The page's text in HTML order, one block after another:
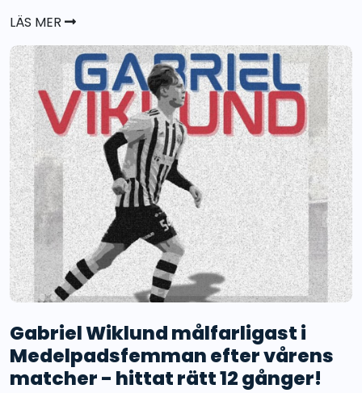
LÄS MER
Gabriel Wiklund målfarligast i
Medelpadsfemman efter vårens
matcher - hittat rätt 12 gånger!